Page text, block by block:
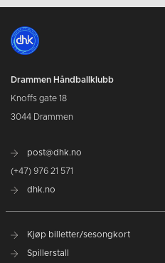
Drammen Håndballklubb
Knoffs gate 18
3044 Drammen
post@dhk.no
(+47) 976 21 571
dhk.no
Kjøp billetter/sesongkort
Spillerstall